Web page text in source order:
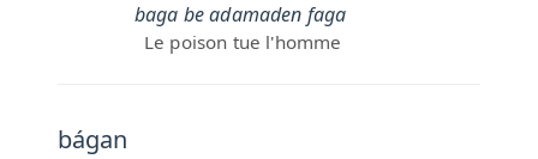
baga be adamaden faga
Le poison tue l'homme
bágan